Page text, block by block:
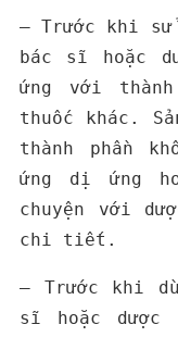
– Trước khi sử
bác sĩ hoặc
ứng với
thuốc khác.
thành phần
ứng dị ứng
chuyện với
chi tiết.
– Trước khi
sĩ hoặc